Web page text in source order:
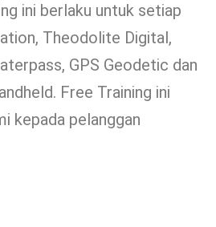
ini berlaku untuk setiap
Theodolite Digital,
GPS Geodetic dan
Free Training ini
kepada pelanggan